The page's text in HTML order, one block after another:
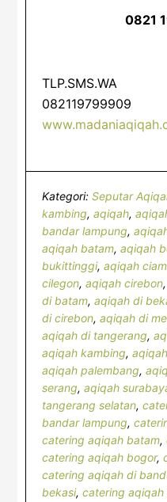
0821
TLP.SMS.WA
082119799909
Kategori:Seputar
kambing,aqiqah,
bandar lampung,
aqiqah batam,aqiqah
bukittinggi,aqiqah
cilegon,aqiqah cirebon
di batam,aqiqah di
di cirebon,aqiqah di
aqiqah di tangerang,
aqiqah kambing,
aqiqah palembang,
serang,aqiqah
tangerang selatan,
bandar lampung,
catering aqiqah batam,
catering aqiqah bogor,
catering aqiqah di
bekasi,catering aqiqah